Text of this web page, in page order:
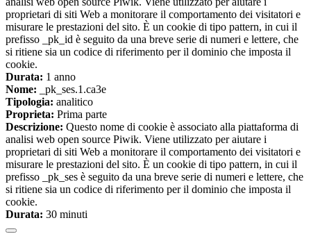
proprietari di siti Web a monitorare il comportamento dei visitatori e
misurare le prestazioni del sito. È un cookie di tipo pattern, in cui il
prefisso _pk_id è seguito da una breve serie di numeri e lettere, che
si ritiene sia un codice di riferimento per il dominio che imposta il
cookie.
Durata: 1 anno
Nome: _pk_ses.1.ca3e
Tipologia: analitico
Proprieta: Prima parte
Descrizione: Questo nome di cookie è associato alla piattaforma di
analisi web open source Piwik. Viene utilizzato per aiutare i
proprietari di siti Web a monitorare il comportamento dei visitatori e
misurare le prestazioni del sito. È un cookie di tipo pattern, in cui il
prefisso _pk_ses è seguito da una breve serie di numeri e lettere, che
si ritiene sia un codice di riferimento per il dominio che imposta il
cookie.
Durata: 30 minuti